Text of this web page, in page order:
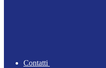
Contatti